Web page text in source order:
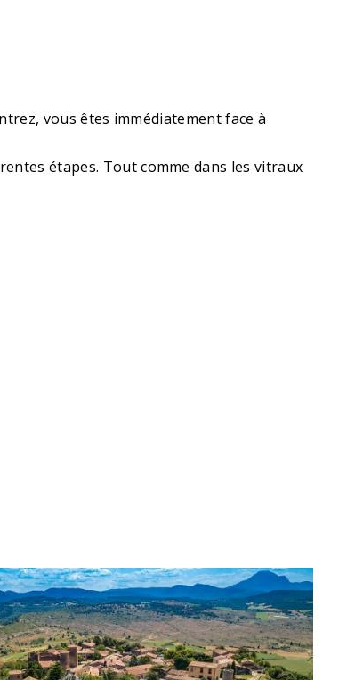
vous êtes immédiatement face à
étapes. Tout comme dans les vitraux